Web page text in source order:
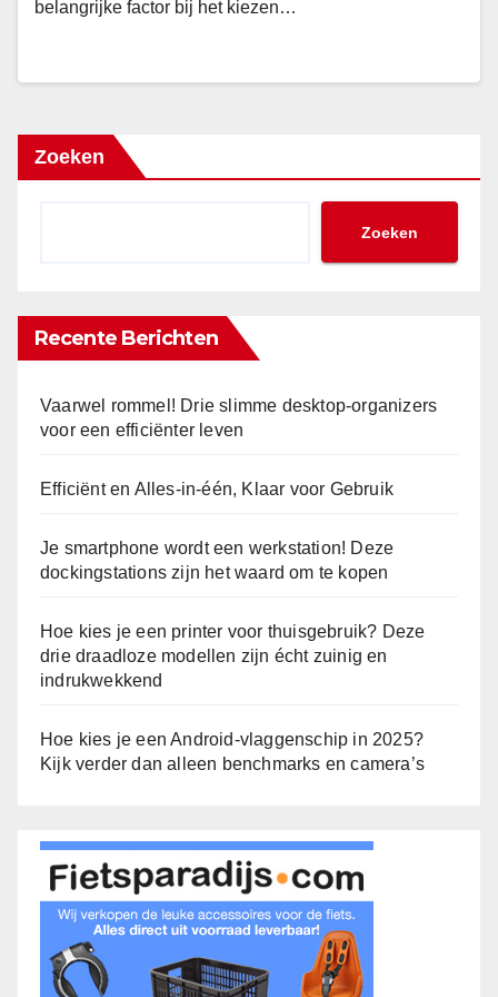
belangrijke factor bij het kiezen…
Zoeken
Zoeken
Recente Berichten
Vaarwel rommel! Drie slimme desktop-organizers
voor een efficiënter leven
Efficiënt en Alles-in-één, Klaar voor Gebruik
Je smartphone wordt een werkstation! Deze
dockingstations zijn het waard om te kopen
Hoe kies je een printer voor thuisgebruik? Deze
drie draadloze modellen zijn écht zuinig en
indrukwekkend
Hoe kies je een Android-vlaggenschip in 2025?
Kijk verder dan alleen benchmarks en camera’s